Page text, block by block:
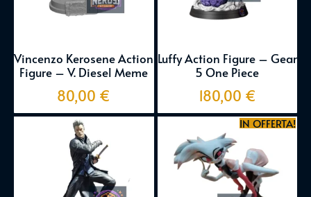
Vincenzo Kerosene Action
Figure – V. Diesel Meme
80,00 €
Luffy Action Figure – Gear
5 One Piece
180,00 €
IN OFFERTA!